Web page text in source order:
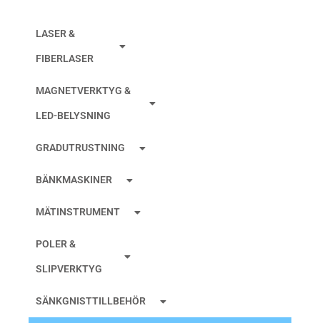
LASER &
FIBERLASER
MAGNETVERKTYG &
LED-BELYSNING
GRADUTRUSTNING
BÄNKMASKINER
MÄTINSTRUMENT
POLER &
SLIPVERKTYG
SÄNKGNISTTILLBEHÖR